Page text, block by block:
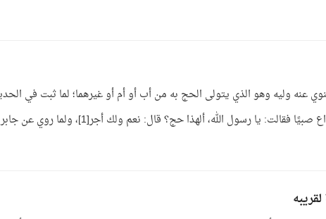
عنه وليه وهو الذي يتولى الحج به من أب أو أم أو غيرهما؛ لما ثبت في